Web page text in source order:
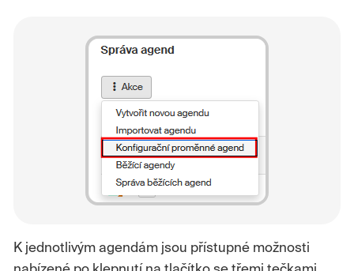
K jednotlivým agendám jsou přístupné možnosti